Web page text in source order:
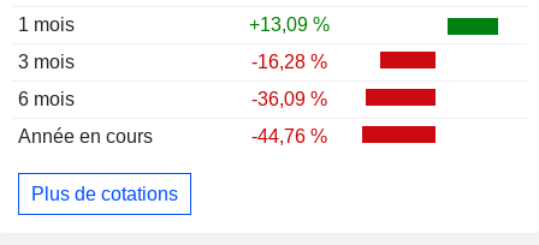
1 mois
+13,09 %
3 mois
-16,28 %
6 mois
-36,09 %
Année en cours
-44,76 %
Plus de cotations